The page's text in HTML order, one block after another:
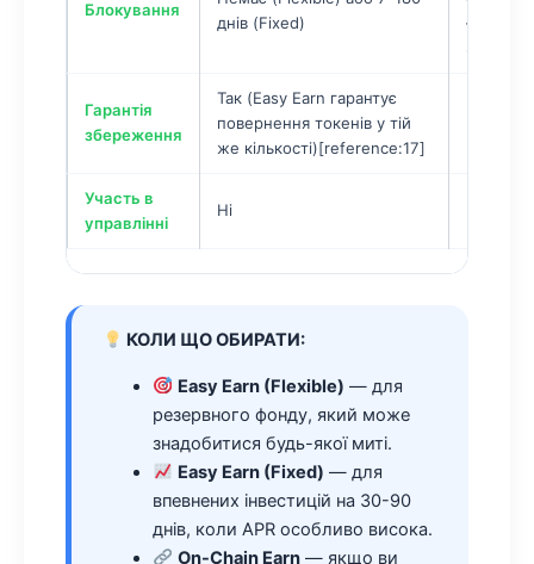
Блокування
днів (Fixed)
—
Гарантія
збереження
Так (Easy Earn гарантує
повернення токенів у тій
же кількості)[reference:17]
Участь в
управлінні
Ні
КОЛИ ЩО ОБИРАТИ:
Easy Earn (Flexible) — для
резервного фонду, який може
знадобитися будь-якої миті.
Easy Earn (Fixed) — для
впевнених інвестицій на 30-90
днів, коли APR особливо висока.
On-Chain Earn— якщо ви